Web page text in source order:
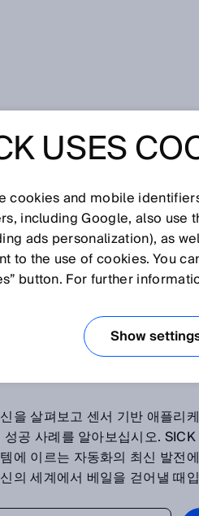
을 살펴보고 센서 기반 애플리
공 사례를 알아보십시오.
에 이르는 자동화의 최신 발전
의 세계에서 베일을 걷어낼 때
USES
cookies and mobile
including Google, also use
ads personalization), as
to the use of cookies. You
button. For further
Show